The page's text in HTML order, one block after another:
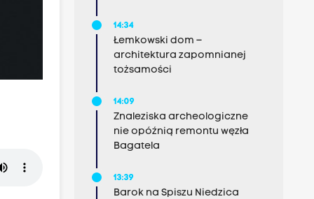
14:34
Łemkowski dom –
architektura zapomnianej
tożsamości
14:09
Znaleziska archeologiczne
nie opóźnią remontu węzła
Bagatela
13:39
Barok na Spiszu Niedzica